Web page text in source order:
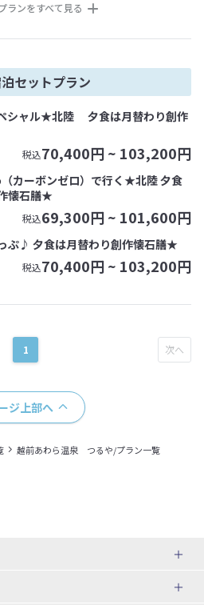
ランをすべて見る
セットプラン
シャル★北陸 夕食は月替わり創作
税込70,400円 ~ 103,200円
カーボンゼロ）で行く★北陸 夕食
懐石膳★
税込69,300円 ~ 101,600円
ぷ♪ 夕食は月替わり創作懐石膳★
税込70,400円 ~ 103,200円
1
ジ上部へ
越前あわら温泉 つるや/プラン一覧